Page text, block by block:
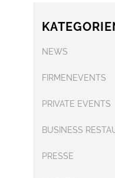
NEWS
FIRMENEVENTS
PRIVATE EVENTS
BUSINESS
PRESSE